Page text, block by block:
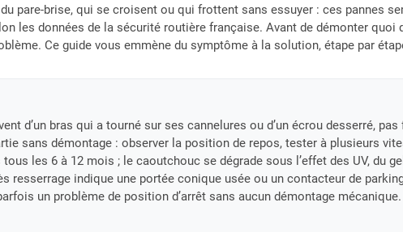
pare-brise, qui se croisent ou qui frottent sans essuyer : ces pannes
les données de la sécurité routière française. Avant de démonter
Ce guide vous emmène du symptôme à la solution, étape par
d’un bras qui a tourné sur ses cannelures ou d’un écrou desserré,
sans démontage : observer la position de repos, tester à plusieurs
les 6 à 12 mois ; le caoutchouc se dégrade sous l’effet des UV, du
resserrage indique une portée conique usée ou un contacteur de
un problème de position d’arrêt sans aucun démontage mécanique.